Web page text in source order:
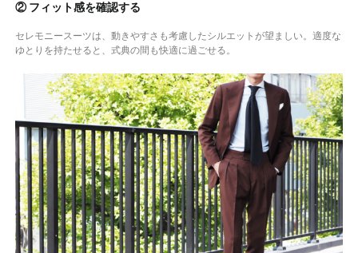
② フィット感を確認する
セレモニースーツは、動きやすさも考慮したシルエットが望ましい。適度な
ゆとりを持たせると、式典の間も快適に過ごせる。